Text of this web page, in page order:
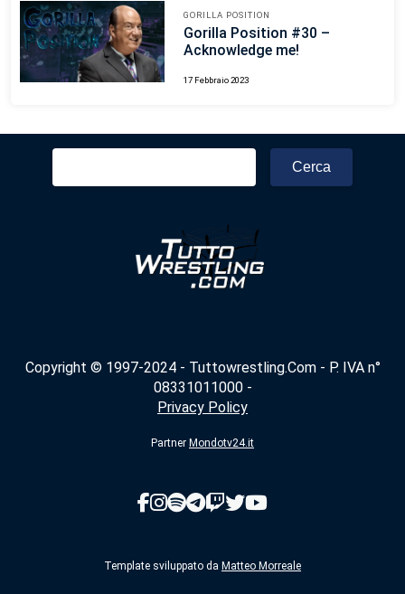
GORILLA POSITION
Gorilla Position #30 –
Acknowledge me!
17 Febbraio 2023
Copyright © 1997-2024 - Tuttowrestling.Com - P. IVA n°
08331011000 -
Privacy Policy
Partner Mondotv24.it
Template sviluppato da Matteo Morreale